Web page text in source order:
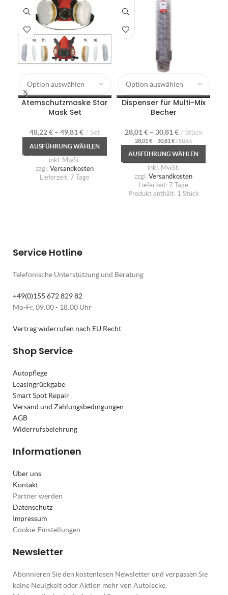
Atemschutzmaske Star
Mask Set
48,22€ – 49,81 € Set
AUSFÜHRUNG WÄHLEN
inkl. MwSt.
zzgl. Versandkosten
Lieferzeit: 7 Tage
Dispenser für Multi-Mix
Becher
28,01 €– 30,81 € Stück
28,01 €–30,81 €/Stück
AUSFÜHRUNG WÄHLEN
inkl. MwSt.
zzgl. Versandkosten
Lieferzeit: 7 Tage
Produkt enthält: 1 Stück
Service Hotline
Telefonische Unterstützung und Beratung
+49(0)155 672 829 82
Mo-Fr, 09:00 - 18:00 Uhr
Vertrag widerrufen nach EU Recht
Shop Service
Autopflege
Leasingrückgabe
Smart Spot Repair
Versand und Zahlungsbedingungen
AGB
Widerrufsbelehrung
Informationen
Über uns
Kontakt
Partner werden
Datenschutz
Impressum
Cookie-Einstellungen
Newsletter
Abonnieren Sie den kostenlosen Newsletter und verpassen Sie
keine Neuigkeit oder Aktion mehr von Autolacke,